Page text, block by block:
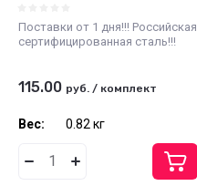
Поставки от 1 дня!!! Российская
сертифицированная сталь!!!
115.00 руб. / комплект
Вес: 0.82 кг